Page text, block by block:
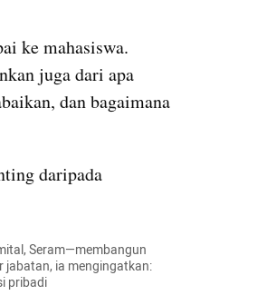
ke mahasiswa.
juga dari apa
dan bagaimana
daripada
Seram—membangun
jabatan, ia mengingatkan: